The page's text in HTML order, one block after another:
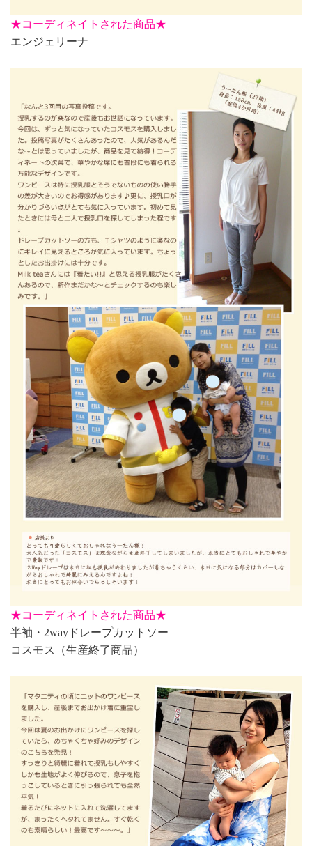
★コーディネイトされた商品★
エンジェリーナ
★コーディネイトされた商品★
半袖・2wayドレープカットソー
コスモス（生産終了商品）